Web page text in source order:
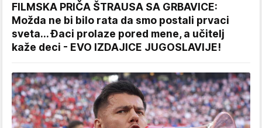
FILMSKA PRIČA ŠTRAUSA SA GRBAVICE:
Možda ne bi bilo rata da smo postali prvaci
sveta... Đaci prolaze pored mene, a učitelj
kaže deci - EVO IZDAJICE JUGOSLAVIJE!